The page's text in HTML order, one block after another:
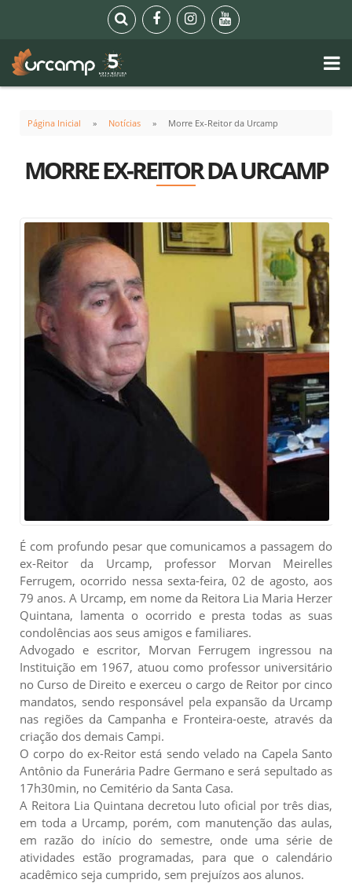
Página Inicial Notícias Morre Ex-Reitor da Urcamp
MORRE EX-REITOR DA URCAMP
É com profundo pesar que comunicamos a passagem do
ex-Reitor da Urcamp, professor Morvan Meirelles
Ferrugem, ocorrido nessa sexta-feira, 02 de agosto, aos
79 anos. A Urcamp, em nome da Reitora Lia Maria Herzer
Quintana, lamenta o ocorrido e presta todas as suas
condolências aos seus amigos e familiares.
Advogado e escritor, Morvan Ferrugem ingressou na
Instituição em 1967, atuou como professor universitário
no Curso de Direito e exerceu o cargo de Reitor por cinco
mandatos, sendo responsável pela expansão da Urcamp
nas regiões da Campanha e Fronteira-oeste, através da
criação dos demais Campi.
O corpo do ex-Reitor está sendo velado na Capela Santo
Antônio da Funerária Padre Germano e será sepultado as
17h30min, no Cemitério da Santa Casa.
A Reitora Lia Quintana decretou luto oficial por três dias,
em toda a Urcamp, porém, com manutenção das aulas,
em razão do início do semestre, onde uma série de
atividades estão programadas, para que o calendário
acadêmico seja cumprido, sem prejuízos aos alunos.